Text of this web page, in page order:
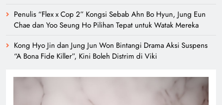
Penulis “Flex x Cop 2” Kongsi Sebab Ahn Bo Hyun, Jung Eun
Chae dan Yoo Seung Ho Pilihan Tepat untuk Watak Mereka
Kong Hyo Jin dan Jung Jun Won Bintangi Drama Aksi Suspens
“A Bona Fide Killer”, Kini Boleh Distrim di Viki